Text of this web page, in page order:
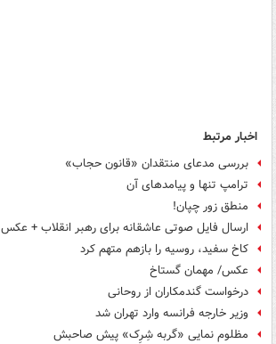
اخبار مرتبط
بررسی مدعای منتقدان «قانون حجاب»
ترامپ تنها و پیامدهای آن
منطق زور چپان!
ارسال فایل صوتی عاشقانه‌ برای رهبر انقلاب + عکس
کاخ سفید، روسیه را بازهم متهم کرد
عکس/ مهمان گستاخ
درخواست گندمکاران از روحانی
وزیر خارجه فرانسه وارد تهران شد
مظلوم نمایی «گربه شِرِک» پیش صاحبش